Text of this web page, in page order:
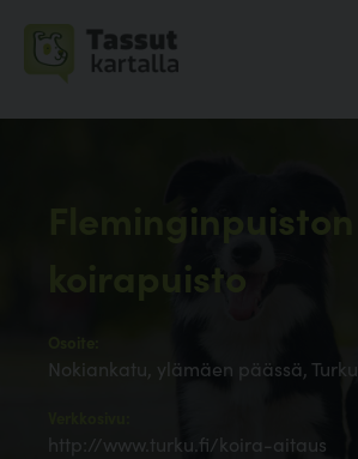
Fleminginpuiston
koirapuisto
Nokiankatu, ylämäen päässä, Turku
http://www.turku.fi/koira-aitaus